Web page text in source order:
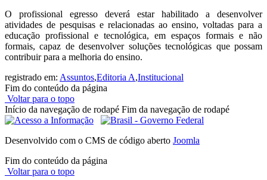
O profissional egresso deverá estar habilitado a desenvolver
atividades de pesquisas e relacionadas ao ensino, voltadas para a
educação profissional e tecnológica, em espaços formais e não
formais, capaz de desenvolver soluções tecnológicas que possam
contribuir para a melhoria do ensino.
registrado em: Assuntos,Editoria A,Institucional
Fim do conteúdo da página
Voltar para o topo
Início da navegação de rodapé Fim da navegação de rodapé
Desenvolvido com o CMS de código aberto Joomla
Fim do conteúdo da página
Voltar para o topo